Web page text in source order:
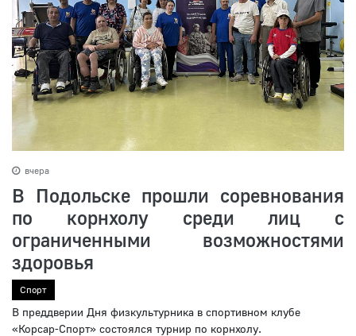
вчера
В Подольске прошли соревнования
по корнхолу среди лиц с
ограниченными возможностями
здоровья
Спорт
В преддверии Дня физкультурника в спортивном клубе
«Корсар-Спорт» состоялся турнир по корнхолу.